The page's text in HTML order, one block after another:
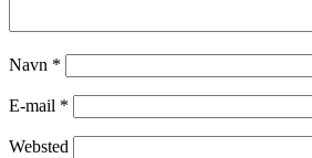
Navn *
E-mail *
Websted